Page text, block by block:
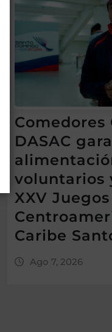
DASAC
voluntarios
XXV Juegos
Caribe
Ago 7, 2026